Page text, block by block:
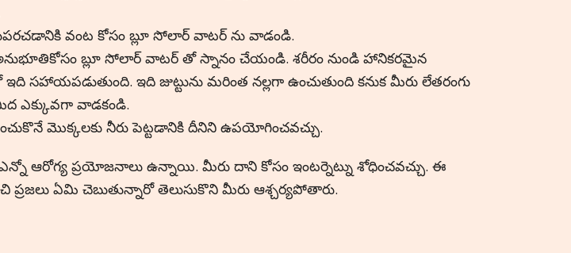
వంట కోసం బ్లూ సోలార్ వాటర్ ను వాడండి.
బ్లూ సోలార్ వాటర్ తో స్నానం చేయండి. శరీరం నుండి హానికరమైన
సహాయపడుతుంది. ఇది జుట్టును మరింత నల్లగా ఉంచుతుంది కనుక మీరు లేతరంగు
ఎక్కువగా వాడకండి.
మొక్కలకు నీరు పెట్టడానికి దీనిని ఉపయోగించవచ్చు.
ఆరోగ్య ప్రయోజనాలు ఉన్నాయి. మీరు దాని కోసం ఇంటర్నెట్ను శోధించవచ్చు. ఈ
ప్రజలు ఏమి చెబుతున్నారో తెలుసుకొని మీరు ఆశ్చర్యపోతారు.